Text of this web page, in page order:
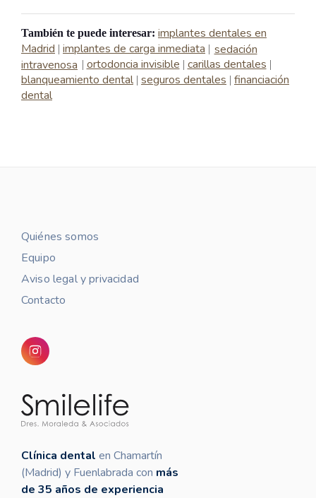
También te puede interesar: implantes dentales en
Madrid | implantes de carga inmediata | sedación
intravenosa | ortodoncia invisible | carillas dentales |
blanqueamiento dental | seguros dentales | financiación
dental
Quiénes somos
Equipo
Aviso legal y privacidad
Contacto
Clínica dental en Chamartín
(Madrid) y Fuenlabrada con más
de 35 años de experiencia